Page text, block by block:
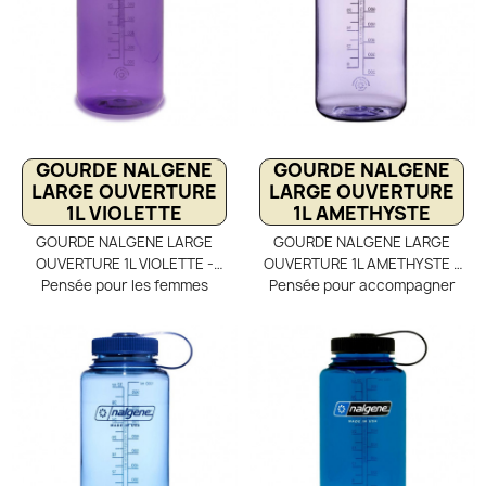
parfaitement adaptée à une
utilisation en mer, rivière ou
lac. Sa grande ouverture
facilite le remplissage, le
nettoyage et une hydratation
rapide entre deux activités.
le remplissage, le nettoyage
et l’utilisation sur le terrain.
Disponible en plusieurs
coloris, elle est stable et
compatible avec les quarts de
50 cl et plus.
GOURDE NALGENE
LARGE OUVERTURE
1L VIOLETTE
GOURDE NALGENE LARGE
OUVERTURE 1L VIOLETTE -
Pensée pour les femmes
gourde Nalgene de 1 litre
accompagne aussi bien les
séances d’entraînement que
les journées dynamiques.
Fabriquée en Tritan robuste
et sans BPA, elle est légère,
quasi incassable et n’altère ni
le goût ni l’odeur des
GOURDE NALGENE
LARGE OUVERTURE
1L AMETHYSTE
GOURDE NALGENE LARGE
OUVERTURE 1L AMETHYSTE -
Pensée pour accompagner
gourde Nalgene de 1 litre
s’adapte aussi bien au sport
qu’aux journées bien remplies
en ville. Conçue en Tritan
sans BPA, elle est solide,
légère et rassurante à
l’usage.Sa large ouverture
facilite le remplissage, le